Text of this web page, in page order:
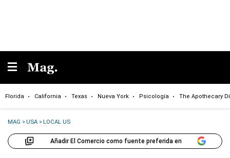
Florida California Texas Nueva York Psicología The Apothecary
MAG >USA >LOCAL US
Añadir El Comercio como fuente preferida en